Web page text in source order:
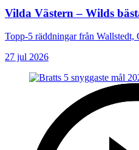
Vilda Västern – Wilds
Topp-5 räddningar från Wallstedt,
27 jul 2026